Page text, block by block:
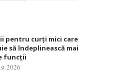
pentru curți mici care
să îndeplinească mai
funcții
2026